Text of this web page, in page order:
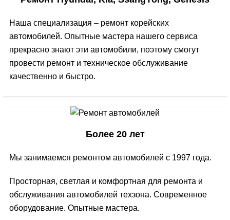
Наша специализация – ремонт корейских
автомобилей. Опытные мастера нашего сервиса
прекрасно знают эти автомобили, поэтому смогут
провести ремонт и техническое обслуживание
качественно и быстро.
Более 20 лет
Мы занимаемся ремонтом автомобилей с 1997 года.
Просторная, светлая и комфортная для ремонта и
обслуживания автомобилей техзона. Современное
оборудование. Опытные мастера.